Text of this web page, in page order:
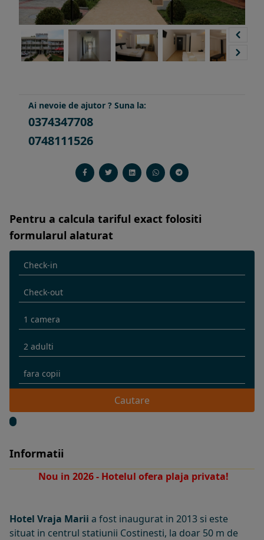
Ai nevoie de ajutor ? Suna la:
0374347708
0748111526
Pentru a calcula tariful exact folositi
formularul alaturat
Cautare
Informatii
Nou in 2026 - Hotelul ofera plaja privata!
Hotel Vraja Marii a fost inaugurat in 2013 si este
situat in centrul statiunii Costinesti, la doar 50 m de